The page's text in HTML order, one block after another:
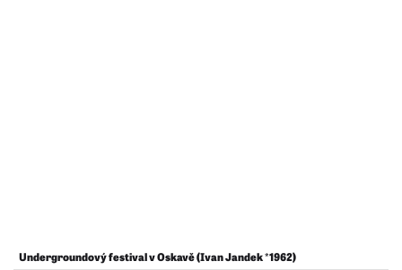
Undergroundový festival v Oskavě (Ivan Jandek *1962)